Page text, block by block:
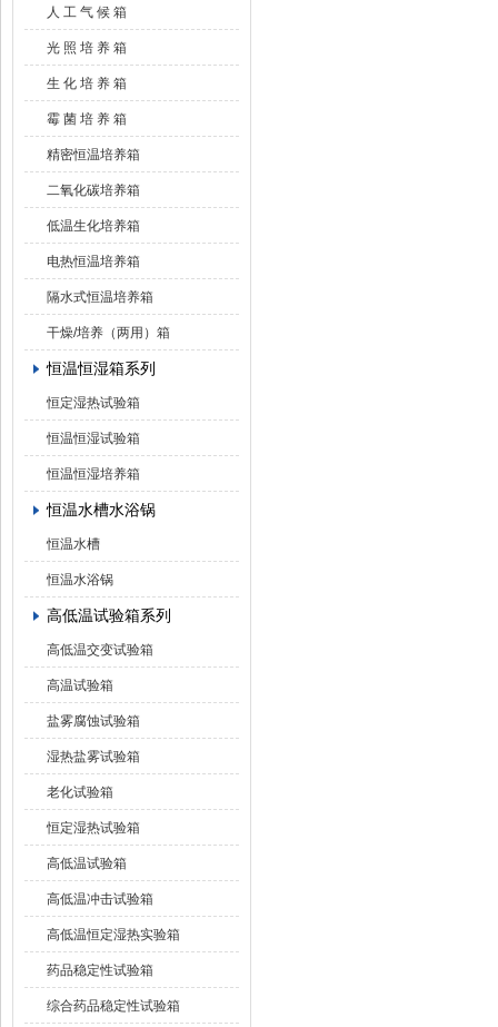
人 工 气 候 箱
光 照 培 养 箱
生 化 培 养 箱
霉 菌 培 养 箱
精密恒温培养箱
二氧化碳培养箱
低温生化培养箱
电热恒温培养箱
隔水式恒温培养箱
干燥/培养（两用）箱
恒温恒湿箱系列
恒定湿热试验箱
恒温恒湿试验箱
恒温恒湿培养箱
恒温水槽水浴锅
恒温水槽
恒温水浴锅
高低温试验箱系列
高低温交变试验箱
高温试验箱
盐雾腐蚀试验箱
湿热盐雾试验箱
老化试验箱
恒定湿热试验箱
高低温试验箱
高低温冲击试验箱
高低温恒定湿热实验箱
药品稳定性试验箱
综合药品稳定性试验箱